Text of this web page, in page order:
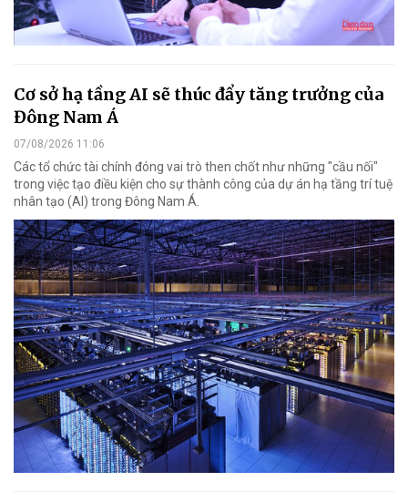
Cơ sở hạ tầng AI sẽ thúc đẩy tăng trưởng của
Đông Nam Á
07/08/2026 11:06
Các tổ chức tài chính đóng vai trò then chốt như những "cầu nối"
trong việc tạo điều kiện cho sự thành công của dự án hạ tầng trí tuệ
nhân tạo (AI) trong Đông Nam Á.